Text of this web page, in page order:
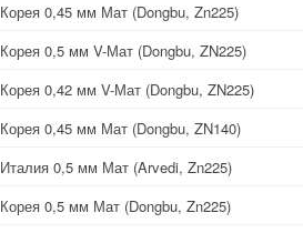
Корея 0,45 мм Мат (Dongbu, Zn225)
Корея 0,5 мм V-Мат (Dongbu, ZN225)
Корея 0,42 мм V-Мат (Dongbu, ZN225)
Корея 0,45 мм Мат (Dongbu, ZN140)
Италия 0,5 мм Мат (Arvedi, Zn225)
Корея 0,5 мм Мат (Dongbu, Zn225)